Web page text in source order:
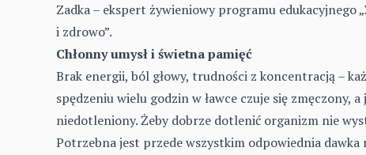
Zadka – ekspert żywieniowy programu edukacyjnego
i zdrowo”.
Chłonny umysł i świetna pamięć
Brak energii, ból głowy, trudności z koncentracją –
spędzeniu wielu godzin w ławce czuje się zmęczony,
niedotleniony. Żeby dobrze dotlenić organizm nie
Potrzebna jest przede wszystkim odpowiednia dawka